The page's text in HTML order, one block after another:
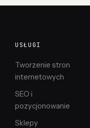
USŁUGI
Tworzenie stron
internetowych
SEO i
pozycjonowanie
Sklepy